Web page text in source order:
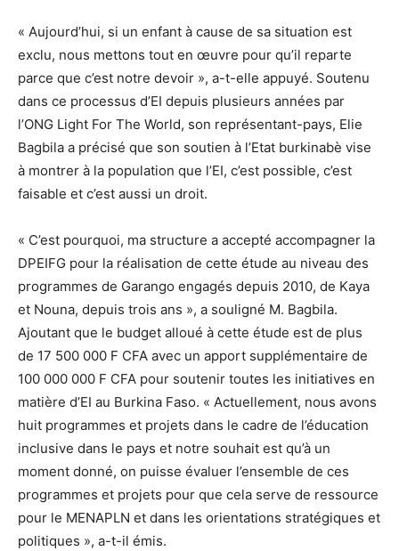
« Aujourd’hui, si un enfant à cause de sa situation est
exclu, nous mettons tout en œuvre pour qu’il reparte
parce que c’est notre devoir », a-t-elle appuyé. Soutenu
dans ce processus d’EI depuis plusieurs années par
l’ONG Light For The World, son représentant-pays, Elie
Bagbila a précisé que son soutien à l’Etat burkinabè vise
à montrer à la population que l’EI, c’est possible, c’est
faisable et c’est aussi un droit.
« C’est pourquoi, ma structure a accepté accompagner la
DPEIFG pour la réalisation de cette étude au niveau des
programmes de Garango engagés depuis 2010, de Kaya
et Nouna, depuis trois ans », a souligné M. Bagbila.
Ajoutant que le budget alloué à cette étude est de plus
de 17 500 000 F CFA avec un apport supplémentaire de
100 000 000 F CFA pour soutenir toutes les initiatives en
matière d’EI au Burkina Faso. « Actuellement, nous avons
huit programmes et projets dans le cadre de l’éducation
inclusive dans le pays et notre souhait est qu’à un
moment donné, on puisse évaluer l’ensemble de ces
programmes et projets pour que cela serve de ressource
pour le MENAPLN et dans les orientations stratégiques et
politiques », a-t-il émis.